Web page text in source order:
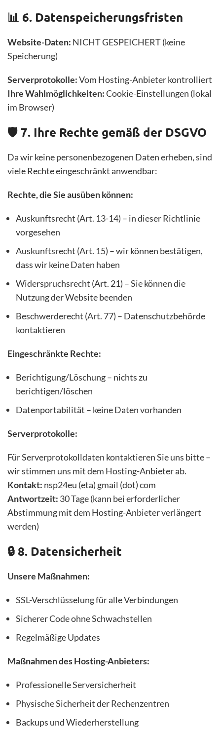
📊 6. Datenspeicherungsfristen
Website-Daten: NICHT GESPEICHERT (keine
Speicherung)
Serverprotokolle:Vom Hosting-Anbieter kontrolliert
Ihre Wahlmöglichkeiten:Cookie-Einstellungen (lokal
im Browser)
🛡️ 7. Ihre Rechte gemäß der DSGVO
Da wir keine personenbezogenen Daten erheben, sind
viele Rechte eingeschränkt anwendbar:
Rechte, die Sie ausüben können:
Auskunftsrecht (Art. 13-14) – in dieser Richtlinie
vorgesehen
Auskunftsrecht (Art. 15) – wir können bestätigen,
dass wir keine Daten haben
Widerspruchsrecht (Art. 21) – Sie können die
Nutzung der Website beenden
Beschwerderecht (Art. 77) – Datenschutzbehörde
kontaktieren
Eingeschränkte Rechte:
Berichtigung/Löschung – nichts zu
berichtigen/löschen
Datenportabilität – keine Daten vorhanden
Serverprotokolle:
Für Serverprotokolldaten kontaktieren Sie uns bitte –
wir stimmen uns mit dem Hosting-Anbieter ab.
Kontakt: nsp24eu (eta) gmail (dot) com
Antwortzeit: 30 Tage (kann bei erforderlicher
Abstimmung mit dem Hosting-Anbieter verlängert
werden)
🔒 8. Datensicherheit
Unsere Maßnahmen:
SSL-Verschlüsselung für alle Verbindungen
Sicherer Code ohne Schwachstellen
Regelmäßige Updates
Maßnahmen des Hosting-Anbieters:
Professionelle Serversicherheit
Physische Sicherheit der Rechenzentren
Backups und Wiederherstellung